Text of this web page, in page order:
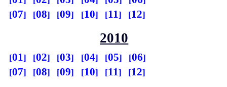
07
08 09 10 11 12
2010
01 02 03 04 05
06
07
08 09 10 11 12